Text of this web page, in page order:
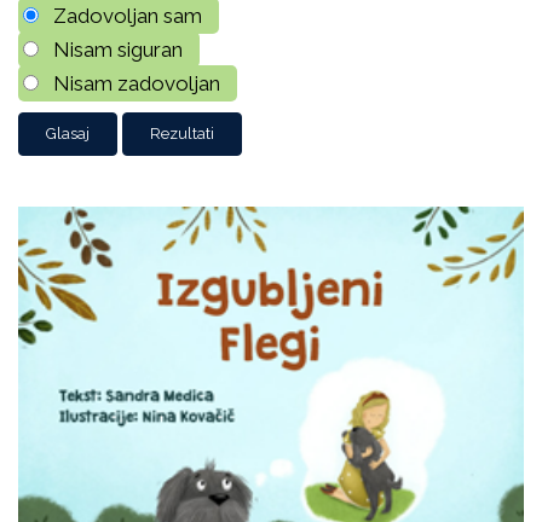
Zadovoljan sam
Nisam siguran
Nisam zadovoljan
Rezultati